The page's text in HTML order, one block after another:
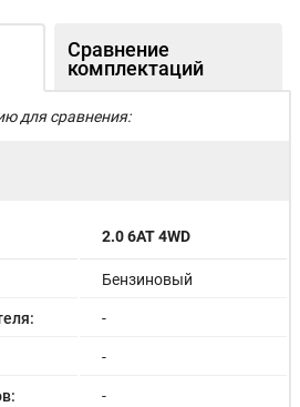
Сравнение
комплектаций
для сравнения:
2.0 6AT 4WD
Бензиновый
-
-
-